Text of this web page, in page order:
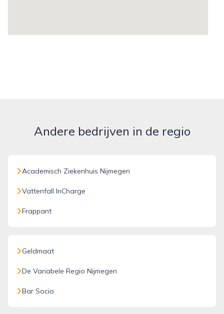
Andere bedrijven in de regio
Academisch Ziekenhuis Nijmegen
Vattenfall InCharge
Frappant
Geldmaat
De Variabele Regio Nijmegen
Bar Socio